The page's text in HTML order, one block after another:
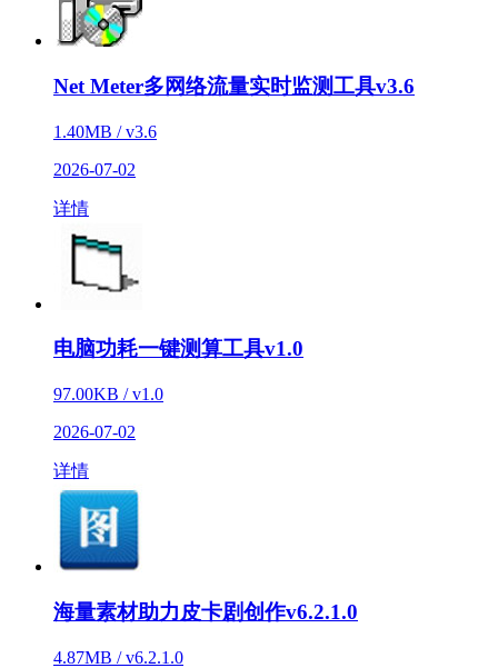
Net Meter多网络流量实时监测工具v3.6
1.40MB / v3.6
2026-07-02
详情
电脑功耗一键测算工具v1.0
97.00KB / v1.0
2026-07-02
详情
海量素材助力皮卡剧创作v6.2.1.0
4.87MB / v6.2.1.0